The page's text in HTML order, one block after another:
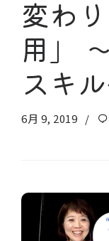
変わ
用」
スキ
6月 9, 2019